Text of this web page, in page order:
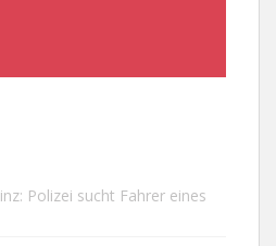
Polizei sucht Fahrer eines